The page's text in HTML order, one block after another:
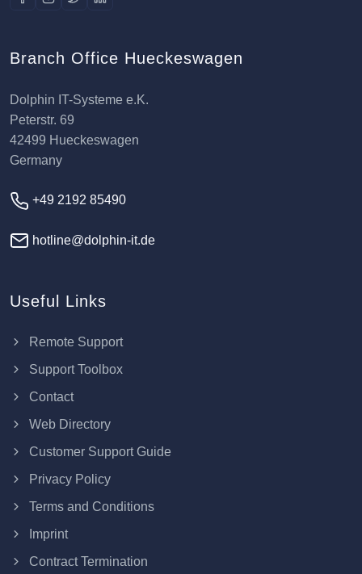
Branch Office Hueckeswagen
Dolphin IT-Systeme e.K.
Peterstr. 69
42499 Hueckeswagen
Germany
+49 2192 85490
hotline@dolphin-it.de
Useful Links
Remote Support
Support Toolbox
Contact
Web Directory
Customer Support Guide
Privacy Policy
Terms and Conditions
Imprint
Contract Termination